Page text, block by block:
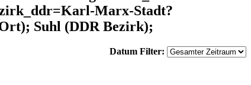
Marx-Stadt?
Suhl (DDR Bezirk);
Datum Filter: